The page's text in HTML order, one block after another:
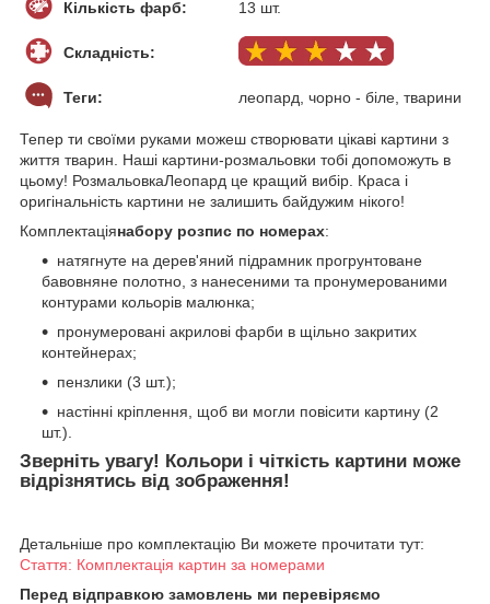
Кількість фарб: 13 шт.
Складність:
Теги: леопард, чорно - біле, тварини
Тепер ти своїми руками можеш створювати цікаві картини з
життя тварин. Наші картини-розмальовки тобі допоможуть в
цьому! РозмальовкаЛеопард це кращий вибір. Краса і
оригінальність картини не залишить байдужим нікого!
Комплектаціянабору розпис по номерах:
натягнуте на дерев'яний підрамник прогрунтоване
бавовняне полотно, з нанесеними та пронумерованими
контурами кольорів малюнка;
пронумеровані акрилові фарби в щільно закритих
контейнерах;
пензлики (3 шт.);
настінні кріплення, щоб ви могли повісити картину (2
шт.).
Зверніть увагу! Кольори і чіткість картини може
відрізнятись від зображення!
Детальніше про комплектацію Ви можете прочитати тут:
Стаття: Комплектація картин за номерами
Перед відправкою замовлень ми перевіряємо